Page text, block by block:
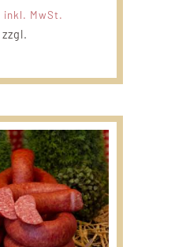
inkl. MwSt.
zzgl.